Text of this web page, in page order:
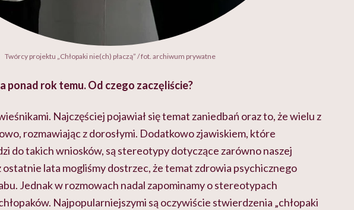
Twórcy projektu „Chłopaki nie(ch) płaczą” / fot. archiwum prywatne
ponad rok temu. Od czego zaczęliście?
Najczęściej pojawiał się temat zaniedbań oraz to, że wielu z
rozmawiając z dorosłymi. Dodatkowo zjawiskiem, które
do takich wniosków, są stereotypy dotyczące zarówno naszej
ostatnie lata mogliśmy dostrzec, że temat zdrowia psychicznego
Jednak w rozmowach nadal zapominamy o stereotypach
Najpopularniejszymi są oczywiście stwierdzenia „chłopaki